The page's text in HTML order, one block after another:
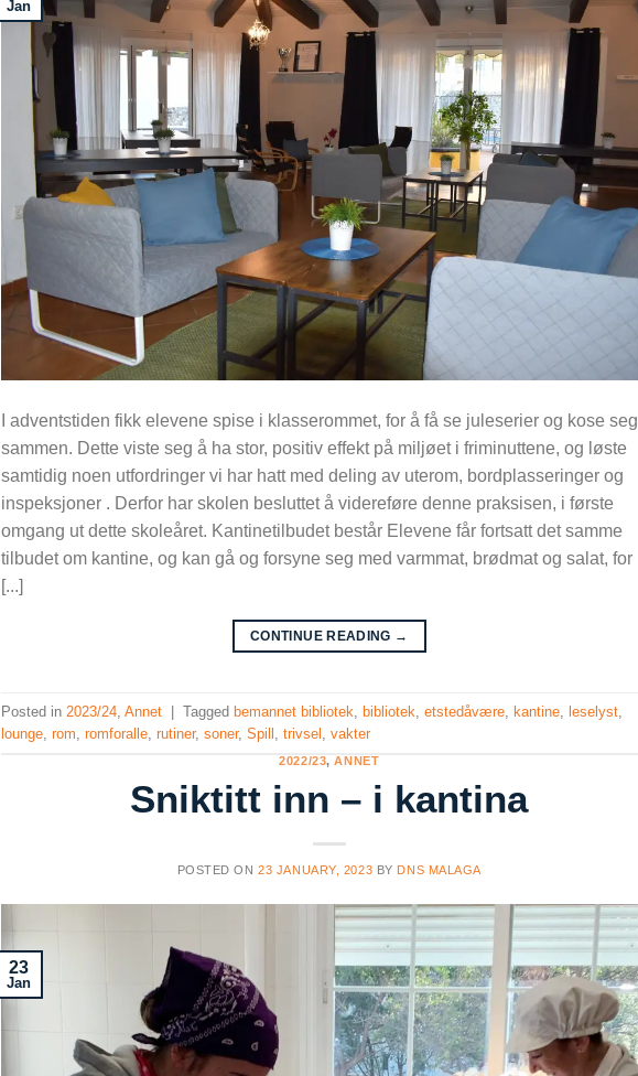
Jan
I adventstiden fikk elevene spise i klasserommet, for å få se juleserier og kose seg
sammen. Dette viste seg å ha stor, positiv effekt på miljøet i friminuttene, og løste
samtidig noen utfordringer vi har hatt med deling av uterom, bordplasseringer og
inspeksjoner . Derfor har skolen besluttet å videreføre denne praksisen, i første
omgang ut dette skoleåret. Kantinetilbudet består Elevene får fortsatt det samme
tilbudet om kantine, og kan gå og forsyne seg med varmmat, brødmat og salat, for
[...]
CONTINUE READING →
Posted in 2023/24 ,Annet | Taggedbemannet bibliotek ,bibliotek ,etstedåvære ,kantine ,leselyst
lounge ,rom ,romforalle ,rutiner,soner,Spill ,trivsel ,vakter
2022/23,ANNET
Sniktitt inn – i kantina
POSTED ON23 JANUARY, 2023 BY DNS MALAGA
23
Jan